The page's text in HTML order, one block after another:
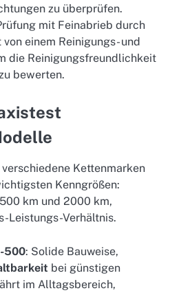
zu überprüfen.
mit Feinabrieb durch
einem Reinigungs- und
die Reinigungsfreundlichkeit
bewerten.
Kettenmarken
Kenngrößen:
km und 2000 km,
Leistungs-Verhältnis.
500: Solide Bauweise,
bei günstigen
im Alltagsbereich,